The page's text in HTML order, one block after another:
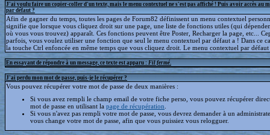
J'ai voulu faire un copier-coller d'un texte, mais le menu contextuel ne s'est pas affiché ! Puis avoir accès au
par défaut ?
Afin de gagner du temps, toutes les pages de Forum82 définissent un menu contextuel
signifie que lorsque vous cliquez droit sur une page, une liste de fonctions utiles (qui
où vous vous trouvez) apparaît. Ces fonctions peuvent être Poster, Recharger la page, etc...
parfois, vous voulez utiliser une fonction que seul le menu contextuel par défaut a ! Dans ce
la touche Ctrl enfoncée en même temps que vous cliquez droit. Le menu contextuel par
En essayant de répondre à un message, ce texte est apparu : Fil fermé
J'ai perdu mon mot de passe, puis-je le récupérer ?
Vous pouvez récupérer votre mot de passe de deux manières :
Si vous avez rempli le champ email de votre fiche perso, vous pouvez récupérer
mot de passe en utilisant la page de récupération
Si vous n'avez pas rempli votre mot de passe, vous devrez demander à un
vous change votre mot de passe, afin que vous puissiez vous relogguer.